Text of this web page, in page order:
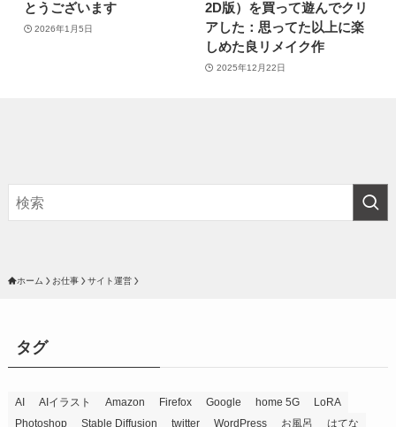
とうございます
2026年1月5日
2D版）を買って遊んでクリ
アした：思ってた以上に楽
しめた良リメイク作
2025年12月22日
ホーム お仕事 サイト運営
タグ
AI AIイラスト Amazon Firefox Google home 5G
LoRA
Photoshop
Stable Diffusion twitter WordPress お風呂
はてな